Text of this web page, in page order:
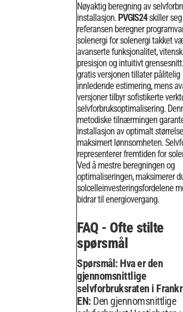
Nøyaktig beregning av
installasjon. PVGIS24skiller
referansen beregner
solenergi for solenergi takket
avanserte funksjonalitet,
presisjon og intuitivt grensesnitt.
gratis versjonen tillater pålitelig
innledende estimering, mens
versjoner tilbyr sofistikerte
selvforbruksoptimalisering.
metodiske tilnærmingen
installasjon av optimalt
maksimert lønnsomheten.
representerer fremtiden for
Ved å mestre beregningen og
optimaliseringen, maksimerer
solcelleinvesteringsfordelene
bidrar til energiovergang.
FAQ - Ofte stilte
spørsmål
Spørsmål: Hva er den
gjennomsnittlige
selvforbruksraten i
EN: Den gjennomsnittlige